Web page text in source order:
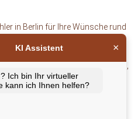
in Berlin für Ihre Wünsche rund
Beratung Bieten wir Ihnen
handwerkliche Leistungen. Vom
und Türen, bis hin zu Möbeln,
Wünschen.
KI Assistent ×
Ich bin Ihr virtueller
kann ich Ihnen helfen?